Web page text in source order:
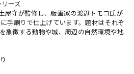
リーズ
屋守が監修し、版画家の渡辺トモコ氏が
手刷りで仕上げています。題材はそれぞ
象徴する動物や城、周辺の自然環境や地